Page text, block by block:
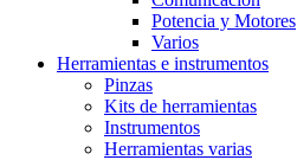
Potencia y Motores
Varios
Herramientas e instrumentos
Pinzas
Kits de herramientas
Instrumentos
Herramientas varias